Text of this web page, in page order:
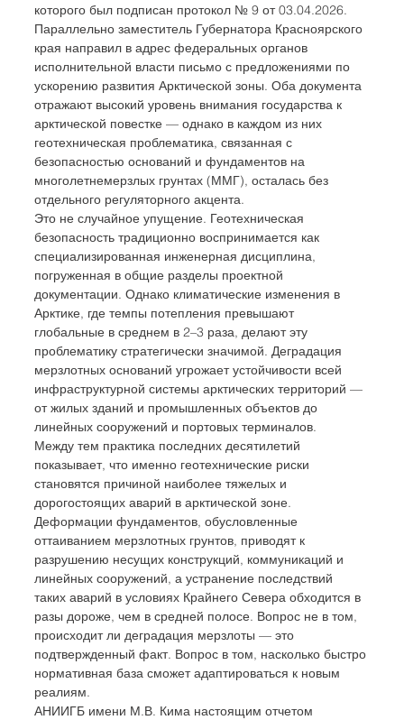
которого был подписан протокол № 9 от 03.04.2026.
Параллельно заместитель Губернатора Красноярского
края направил в адрес федеральных органов
исполнительной власти письмо с предложениями по
ускорению развития Арктической зоны. Оба документа
отражают высокий уровень внимания государства к
арктической повестке — однако в каждом из них
геотехническая проблематика, связанная с
безопасностью оснований и фундаментов на
многолетнемерзлых грунтах (ММГ), осталась без
отдельного регуляторного акцента.
Это не случайное упущение. Геотехническая
безопасность традиционно воспринимается как
специализированная инженерная дисциплина,
погруженная в общие разделы проектной
документации. Однако климатические изменения в
Арктике, где темпы потепления превышают
глобальные в среднем в 2–3 раза, делают эту
проблематику стратегически значимой. Деградация
мерзлотных оснований угрожает устойчивости всей
инфраструктурной системы арктических территорий —
от жилых зданий и промышленных объектов до
линейных сооружений и портовых терминалов.
Между тем практика последних десятилетий
показывает, что именно геотехнические риски
становятся причиной наиболее тяжелых и
дорогостоящих аварий в арктической зоне.
Деформации фундаментов, обусловленные
оттаиванием мерзлотных грунтов, приводят к
разрушению несущих конструкций, коммуникаций и
линейных сооружений, а устранение последствий
таких аварий в условиях Крайнего Севера обходится в
разы дороже, чем в средней полосе. Вопрос не в том,
происходит ли деградация мерзлоты — это
подтвержденный факт. Вопрос в том, насколько быстро
нормативная база сможет адаптироваться к новым
реалиям.
АНИИГБ имени М.В. Кима настоящим отчетом